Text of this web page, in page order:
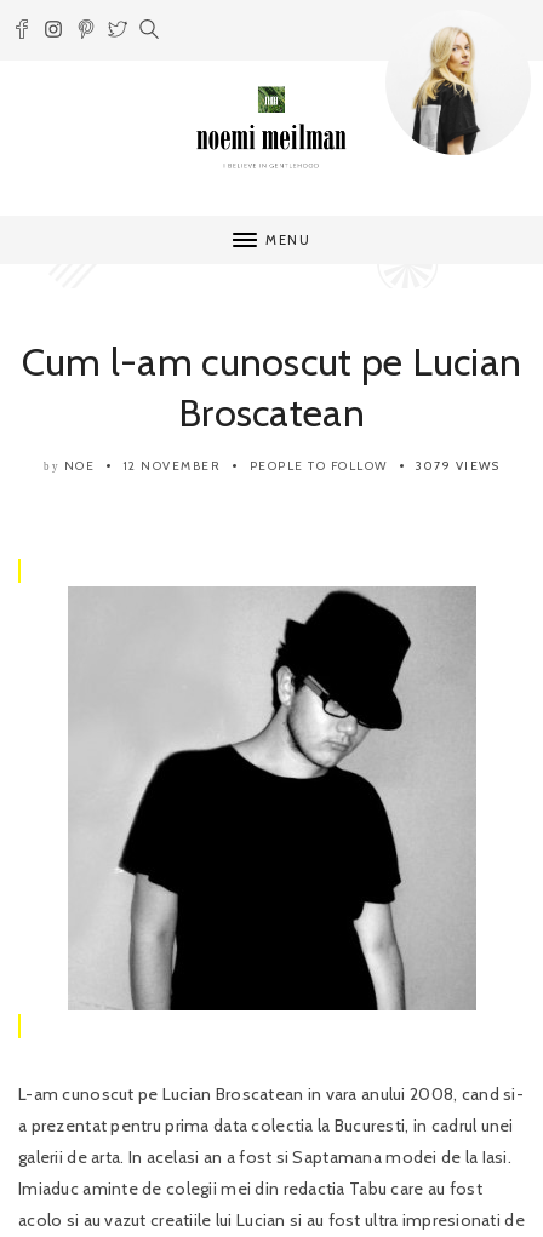
MENU
Cum l-am cunoscut pe Lucian
Broscatean
by NOE 12 NOVEMBER PEOPLE TO FOLLOW 3079 VIEWS
L-am cunoscut pe Lucian Broscatean in vara anului 2008, cand si-
a prezentat pentru prima data colectia la Bucuresti, in cadrul unei
galerii de arta. In acelasi an a fost si Saptamana modei de la Iasi.
Imiaduc aminte de colegii mei din redactia Tabu care au fost
acolo si au vazut creatiile lui Lucian si au fost ultra impresionati de